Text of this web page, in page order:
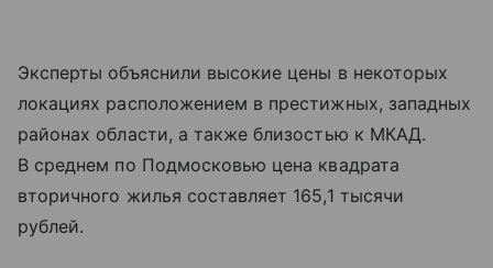
Эксперты объяснили высокие цены в некоторых
локациях расположением в престижных, западных
районах области, а также близостью к МКАД.
В среднем по Подмосковью цена квадрата
вторичного жилья составляет 165,1 тысячи
рублей.